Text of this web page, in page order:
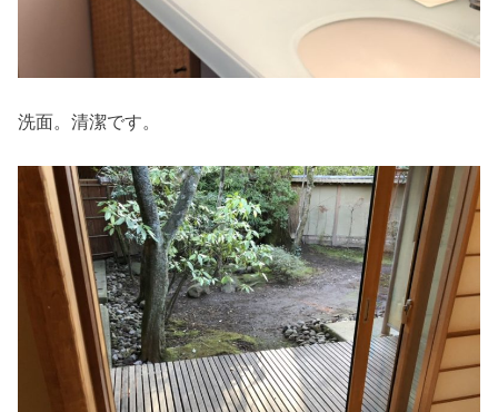
洗面。清潔です。